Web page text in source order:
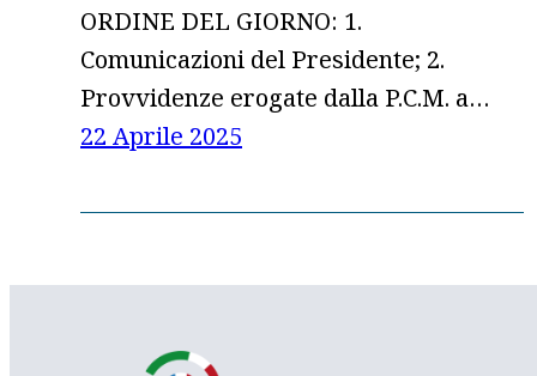
ORDINE DEL GIORNO: 1.
Comunicazioni del Presidente; 2.
Provvidenze erogate dalla P.C.M. a…
22 Aprile 2025